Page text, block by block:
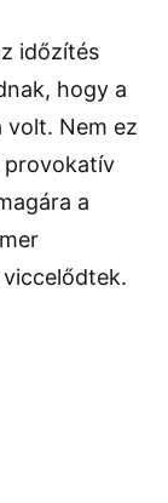
időzítés
hogy a
volt. Nem ez
provokatív
a